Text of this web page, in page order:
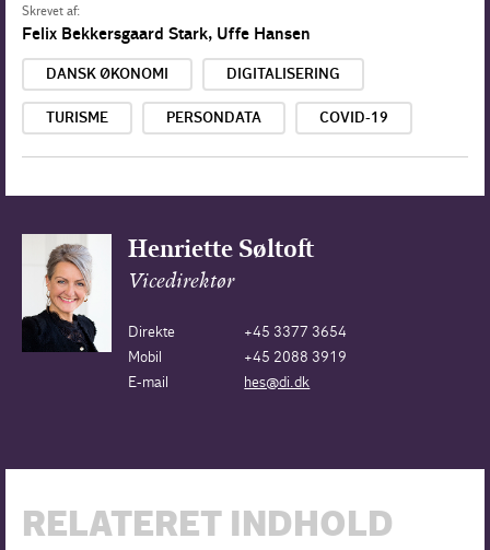
Skrevet af:
Felix Bekkersgaard Stark, Uffe Hansen
DANSK ØKONOMI DIGITALISERING
TURISME PERSONDATA COVID-19
Henriette Søltoft
Vicedirektør
Direkte
+45 3377 3654
Mobil
+45 2088 3919
E-mail
hes@di.dk
RELATERET INDHOLD